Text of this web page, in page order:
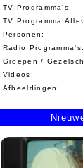
TV Programma's:
TV Programma
Personen:
Radio Programma's:
Groepen /
Videos:
Afbeeldingen: